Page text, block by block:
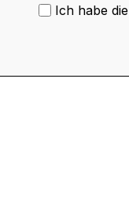
Ich habe die